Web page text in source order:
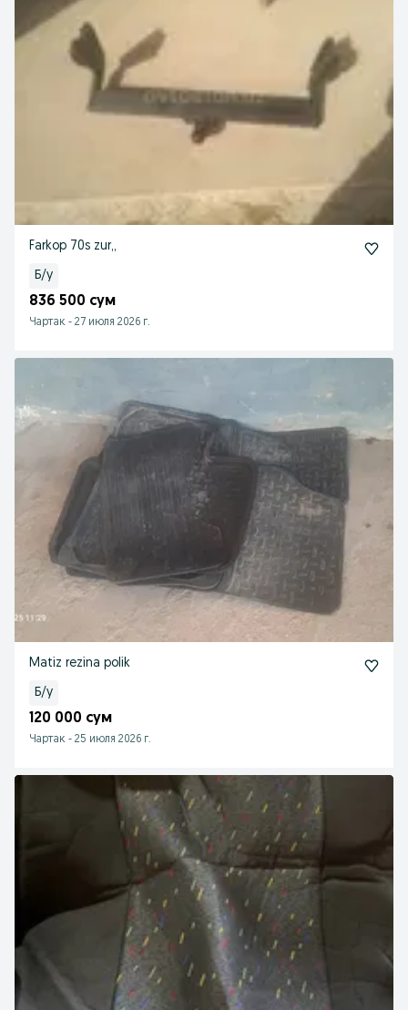
Farkop 70s zur,,
Б/у
836 500 сум
Чартак - 27 июля 2026 г.
Matiz rezina polik
Б/у
120 000 сум
Чартак - 25 июля 2026 г.